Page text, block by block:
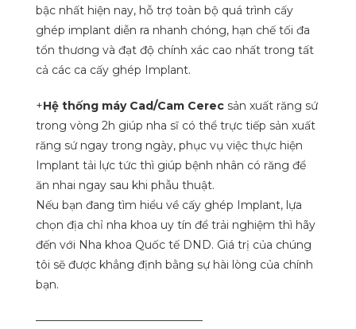
bậc nhất hiện nay, hỗ trợ toàn bộ quá trình cấy
ghép implant diễn ra nhanh chóng, hạn chế tối đa
tổn thương và đạt độ chính xác cao nhất trong tất
cả các ca cấy ghép Implant.
+Hệ thống máy Cad/Cam Cerec sản xuất răng sứ
trong vòng 2h giúp nha sĩ có thể trực tiếp sản xuất
răng sứ ngay trong ngày, phục vụ việc thực hiện
Implant tải lực tức thì giúp bệnh nhân có răng để
ăn nhai ngay sau khi phẫu thuật.
Nếu bạn đang tìm hiểu về cấy ghép Implant, lựa
chọn địa chỉ nha khoa uy tín để trải nghiệm thì hãy
đến với Nha khoa Quốc tế DND. Giá trị của chúng
tôi sẽ được khẳng định bằng sự hài lòng của chính
bạn.
———————————————